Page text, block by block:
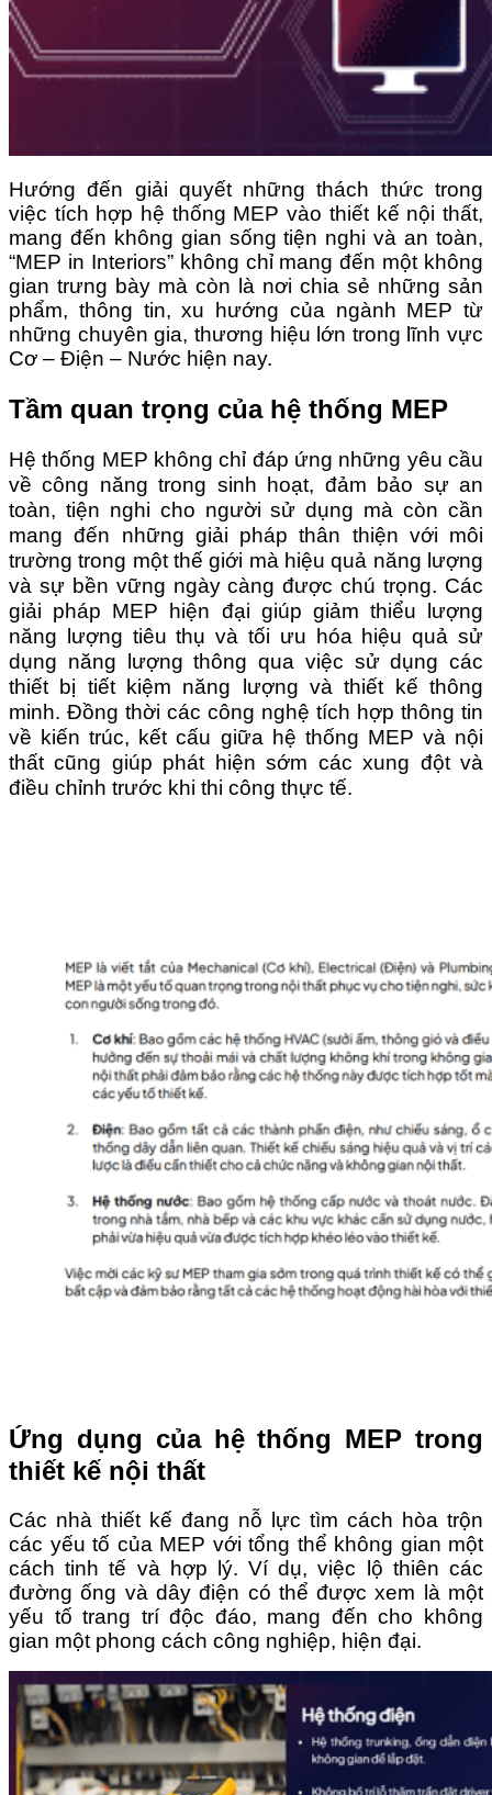
Hướng đến giải quyết những thách thức trong
việc tích hợp hệ thống MEP vào thiết kế nội thất,
mang đến không gian sống tiện nghi và an toàn,
“MEP in Interiors” không chỉ mang đến một không
gian trưng bày mà còn là nơi chia sẻ những sản
phẩm, thông tin, xu hướng của ngành MEP từ
những chuyên gia, thương hiệu lớn trong lĩnh vực
Cơ – Điện – Nước hiện nay.
Tầm quan trọng của hệ thống MEP
Hệ thống MEP không chỉ đáp ứng những yêu cầu
về công năng trong sinh hoạt, đảm bảo sự an
toàn, tiện nghi cho người sử dụng mà còn cần
mang đến những giải pháp thân thiện với môi
trường trong một thế giới mà hiệu quả năng lượng
và sự bền vững ngày càng được chú trọng. Các
giải pháp MEP hiện đại giúp giảm thiểu lượng
năng lượng tiêu thụ và tối ưu hóa hiệu quả sử
dụng năng lượng thông qua việc sử dụng các
thiết bị tiết kiệm năng lượng và thiết kế thông
minh. Đồng thời các công nghệ tích hợp thông tin
về kiến trúc, kết cấu giữa hệ thống MEP và nội
thất cũng giúp phát hiện sớm các xung đột và
điều chỉnh trước khi thi công thực tế.
Ứng dụng của hệ thống MEP trong
thiết kế nội thất
Các nhà thiết kế đang nỗ lực tìm cách hòa trộn
các yếu tố của MEP với tổng thể không gian một
cách tinh tế và hợp lý. Ví dụ, việc lộ thiên các
đường ống và dây điện có thể được xem là một
yếu tố trang trí độc đáo, mang đến cho không
gian một phong cách công nghiệp, hiện đại.